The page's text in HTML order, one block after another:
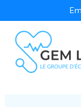
au
contenu